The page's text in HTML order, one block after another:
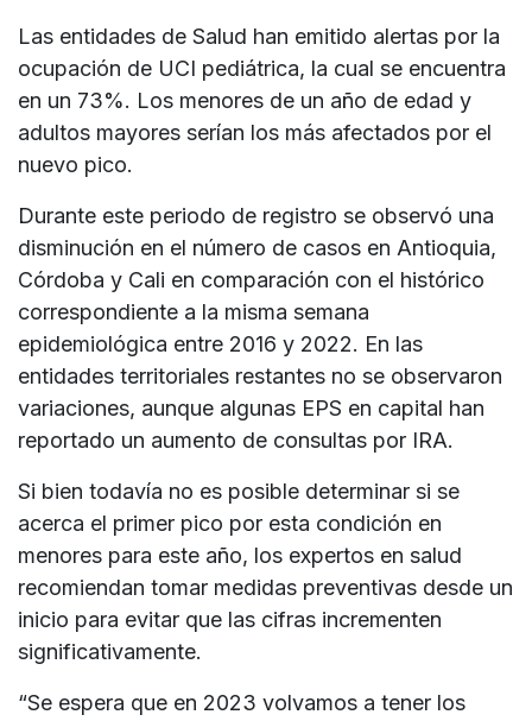
Las entidades de Salud han emitido alertas por la
ocupación de UCI pediátrica, la cual se encuentra
en un 73%. Los menores de un año de edad y
adultos mayores serían los más afectados por el
nuevo pico.
Durante este periodo de registro se observó una
disminución en el número de casos en Antioquia,
Córdoba y Cali en comparación con el histórico
correspondiente a la misma semana
epidemiológica entre 2016 y 2022. En las
entidades territoriales restantes no se observaron
variaciones, aunque algunas EPS en capital han
reportado un aumento de consultas por IRA.
Si bien todavía no es posible determinar si se
acerca el primer pico por esta condición en
menores para este año, los expertos en salud
recomiendan tomar medidas preventivas desde un
inicio para evitar que las cifras incrementen
significativamente.
“Se espera que en 2023 volvamos a tener los